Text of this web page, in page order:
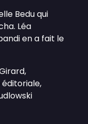
Bedu qui
Léa
en a fait le